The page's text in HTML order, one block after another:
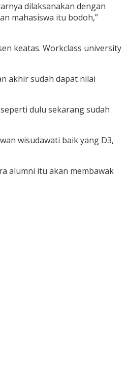
dilaksanakan dengan
mahasiswa itu bodoh,”
keatas. Workclass university
akhir sudah dapat nilai
dulu sekarang sudah
wisudawati baik yang D3,
alumni itu akan membawak